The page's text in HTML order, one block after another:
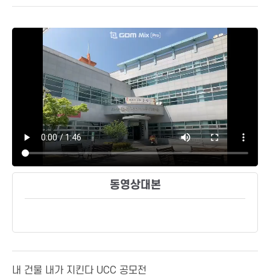
동영상대본
내 건물 내가 지킨다 UCC 공모전